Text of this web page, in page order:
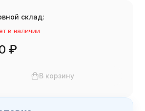
склад:
в наличии
₽
В корзину